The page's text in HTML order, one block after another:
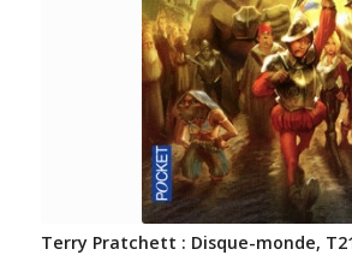
Terry Pratchett : Disque-monde,